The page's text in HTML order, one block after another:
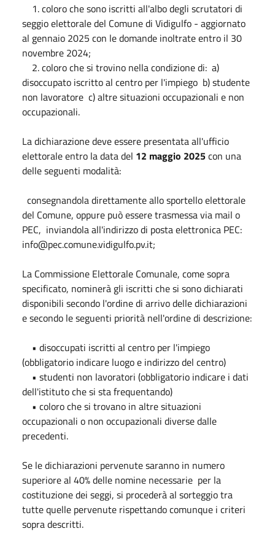
1. coloro che sono iscritti all'albo degli scrutatori di
seggio elettorale del Comune di Vidigulfo - aggiornato
al gennaio 2025 con le domande inoltrate entro il 30
novembre 2024;
2. coloro che si trovino nella condizione di: a)
disoccupato iscritto al centro per l'impiego b) studente
non lavoratore c) altre situazioni occupazionali e non
occupazionali.
La dichiarazione deve essere presentata all'ufficio
elettorale entro la data del 12 maggio 2025con una
delle seguenti modalità:
consegnandola direttamente allo sportello elettorale
del Comune, oppure può essere trasmessa via mail o
PEC, inviandola all'indirizzo di posta elettronica PEC:
info@pec.comune.vidigulfo.pv.it;
La Commissione Elettorale Comunale, come sopra
specificato, nominerà gli iscritti che si sono dichiarati
disponibili secondo l'ordine di arrivo delle dichiarazioni
e secondo le seguenti priorità nell'ordine di descrizione:
• disoccupati iscritti al centro per l'impiego
(obbligatorio indicare luogo e indirizzo del centro)
• studenti non lavoratori (obbligatorio indicare i dati
dell'istituto che si sta frequentando)
• coloro che si trovano in altre situazioni
occupazionali o non occupazionali diverse dalle
precedenti.
Se le dichiarazioni pervenute saranno in numero
superiore al 40% delle nomine necessarie per la
costituzione dei seggi, si procederà al sorteggio tra
tutte quelle pervenute rispettando comunque i criteri
sopra descritti.